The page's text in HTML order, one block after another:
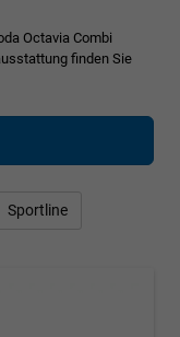
Octavia Combi
finden Sie
Sportline